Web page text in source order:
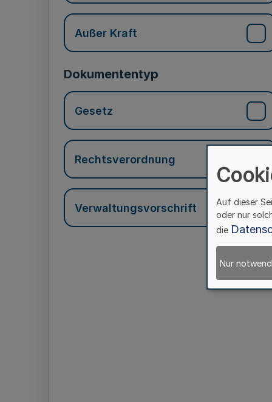
Außer Kraft
Dokumententyp
Gesetz
Rechtsverordnung
Verwaltungsvorschrift
Auf dieser
oder nur
die
Nur